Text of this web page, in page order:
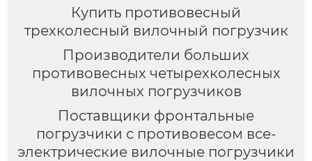
Купить противовесный
трехколесный вилочный погрузчик
Производители больших
противовесных четырехколесных
вилочных погрузчиков
Поставщики фронтальные
погрузчики с противовесом все-
электрические вилочные погрузчики